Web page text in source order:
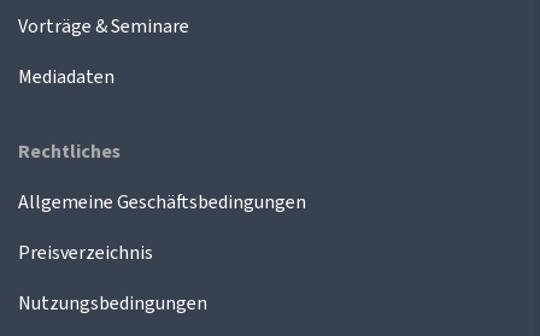
Vorträge & Seminare
Mediadaten
Rechtliches
Allgemeine Geschäftsbedingungen
Preisverzeichnis
Nutzungsbedingungen